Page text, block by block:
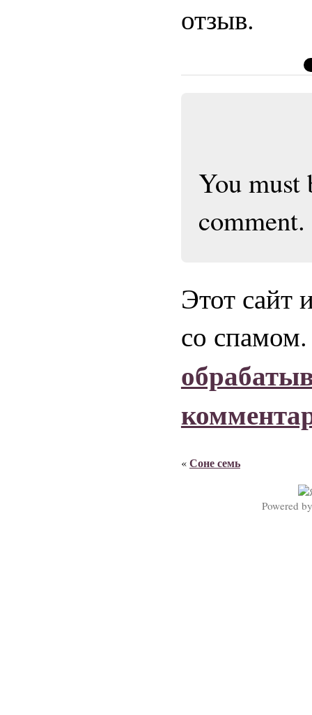
отзыв.
You must
comment.
Этот сайт
со
«Соне семь
Powered